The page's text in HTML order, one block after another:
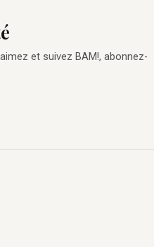
et suivez BAM!, abonnez-